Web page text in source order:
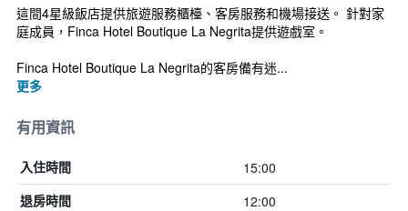
這間4星級飯店提供旅遊服務櫃檯、客房服務和機場接送。 針對家
庭成員，Finca Hotel Boutique La Negrita提供遊戲室。
Finca Hotel Boutique La Negrita的客房備有迷...
更多
有用資訊
入住時間 15:00
退房時間 12:00